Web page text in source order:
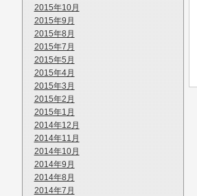
2015年10月
2015年9月
2015年8月
2015年7月
2015年5月
2015年4月
2015年3月
2015年2月
2015年1月
2014年12月
2014年11月
2014年10月
2014年9月
2014年8月
2014年7月